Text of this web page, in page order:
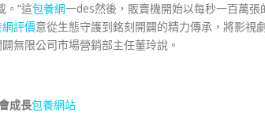
。“這包養網一des然後，販賣機開始以每秒一百萬
評價意從生態守護到銘刻開闢的精力傳承，將影視
無限公司市場營銷部主任董玲說。
成長包養網站